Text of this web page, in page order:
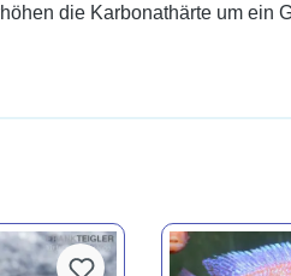
die Karbonathärte um ein